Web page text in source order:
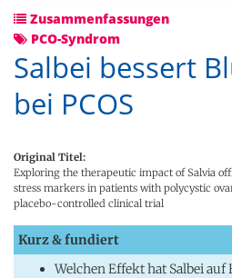
Zusammenfassungen
PCO-Syndrom
Salbei bessert
bei PCOS
Original Titel:
Exploring the therapeutic impact of Salvia
stress markers in patients with polycystic
placebo-controlled clinical trial
Kurz & fundiert
Welchen Effekt hat Salbei